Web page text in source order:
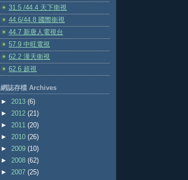
31.5 /44.4 天下衛視
44.6/44.8 國際衛視
44.7 新唐人電視台
57.9 中旺電視
62.2 漢天衛視
62.6 超視
網誌存檔 Archives
► 2013 (6)
► 2012 (21)
► 2011 (20)
► 2010 (26)
► 2009 (10)
► 2008 (62)
► 2007 (25)